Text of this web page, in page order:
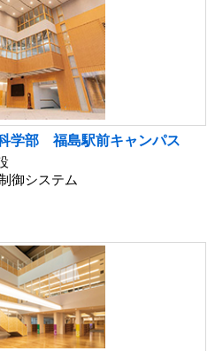
学部 福島駅前キャンパス
御システム